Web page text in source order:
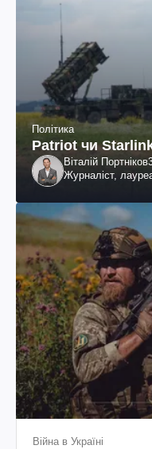
Політика
Patriot чи
Віталій Портніков
Журналіст,
Війна в Україні